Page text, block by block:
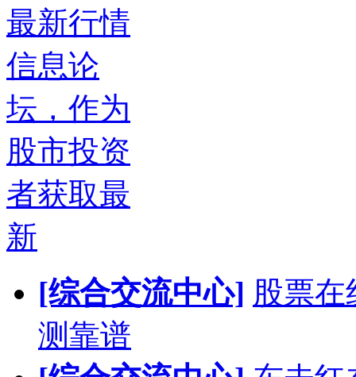
最新行情
信息论
坛，作为
股市投资
者获取最
新
[综合交流中心] 股票在
测靠谱